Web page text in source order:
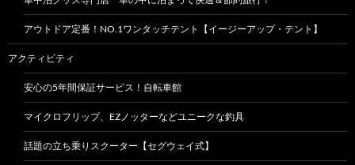
アウトドア定番！NO.1ワンタッチテント【イージーアップ・テント】
アクティビティ
安心の5年間保証サービス！自転車館
マイクロフリップ、EZノッターなどユニークな釣具
話題の立ち乗りスクーター【セグウェイ式】